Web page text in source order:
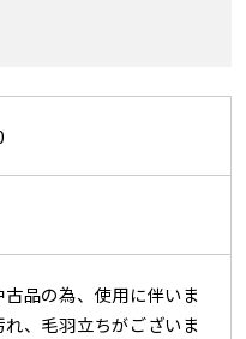
品の為、使用に伴いま
、毛羽立ちがございま